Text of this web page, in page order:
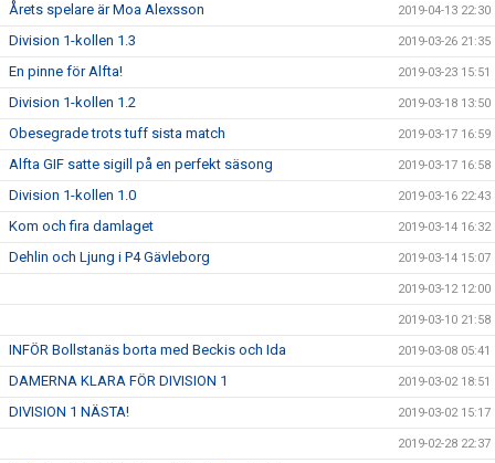
Årets spelare är Moa Alexsson 2019-04-13 22:30
Division 1-kollen 1.3 2019-03-26 21:35
En pinne för Alfta! 2019-03-23 15:51
Division 1-kollen 1.2 2019-03-18 13:50
Obesegrade trots tuff sista match 2019-03-17 16:59
Alfta GIF satte sigill på en perfekt säsong 2019-03-17 16:58
Division 1-kollen 1.0 2019-03-16 22:43
Kom och fira damlaget 2019-03-14 16:32
Dehlin och Ljung i P4 Gävleborg 2019-03-14 15:07
2019-03-12 12:00
2019-03-10 21:58
INFÖR Bollstanäs borta med Beckis och Ida 2019-03-08 05:41
DAMERNA KLARA FÖR DIVISION 1 2019-03-02 18:51
DIVISION 1 NÄSTA! 2019-03-02 15:17
2019-02-28 22:37